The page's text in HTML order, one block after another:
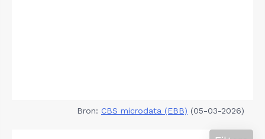
Bron: CBS microdata (EBB) (05-03-2026)